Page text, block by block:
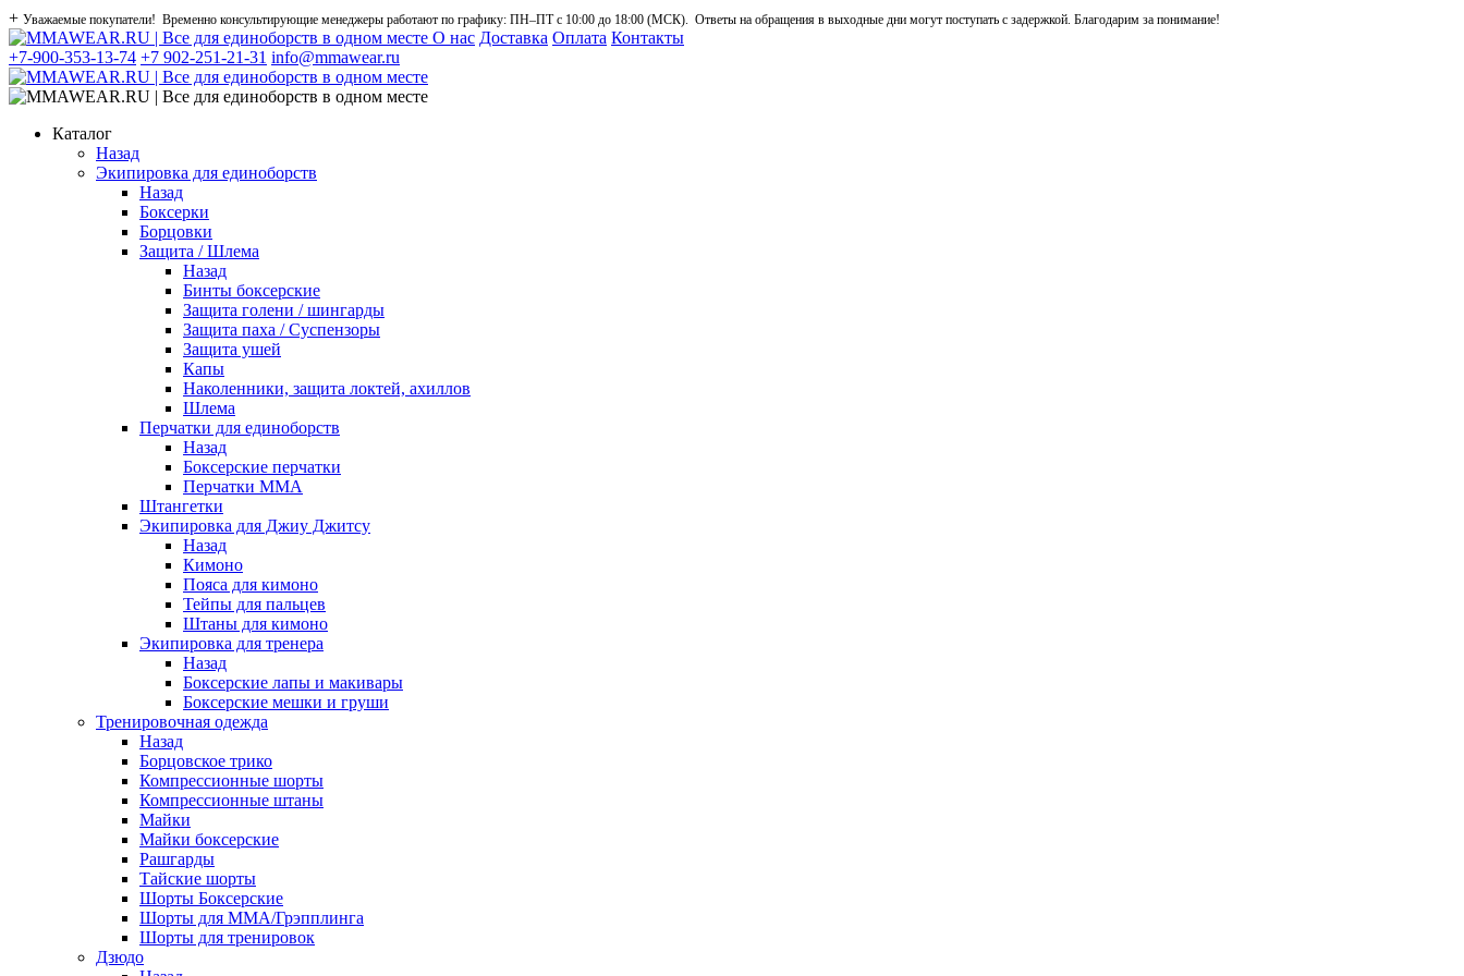
+ Уважаемые покупатели! Временно консультирующие менеджеры работают по графику: ПН–ПТ с 10:00 до 18:00 (МСК). Ответы на обращения в выходные дни могут поступать с задержкой. Благодарим за понимание!
О нас Доставка Оплата Контакты
+7-900-353-13-74 +7 902-251-21-31 info@mmawear.ru
Каталог
Назад
Экипировка для единоборств
Назад
Боксерки
Борцовки
Защита / Шлема
Назад
Бинты боксерские
Защита голени / шингарды
Защита паха / Суспензоры
Защита ушей
Капы
Наколенники, защита локтей, ахиллов
Шлема
Перчатки для единоборств
Назад
Боксерские перчатки
Перчатки ММА
Штангетки
Экипировка для Джиу Джитсу
Назад
Кимоно
Пояса для кимоно
Тейпы для пальцев
Штаны для кимоно
Экипировка для тренера
Назад
Боксерские лапы и макивары
Боксерские мешки и груши
Тренировочная одежда
Назад
Борцовское трико
Компрессионные шорты
Компрессионные штаны
Майки
Майки боксерские
Рашгарды
Тайские шорты
Шорты Боксерские
Шорты для ММА/Грэпплинга
Шорты для тренировок
Дзюдо